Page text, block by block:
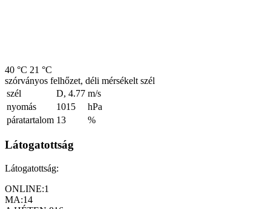
40 °C 21 °C
szórványos felhőzet, déli mérsékelt szél
szél
D, 4.77 m/s
nyomás
1015
hPa
páratartalom 13 %
Látogatottság
Látogatottság:
ONLINE:1
MA:14